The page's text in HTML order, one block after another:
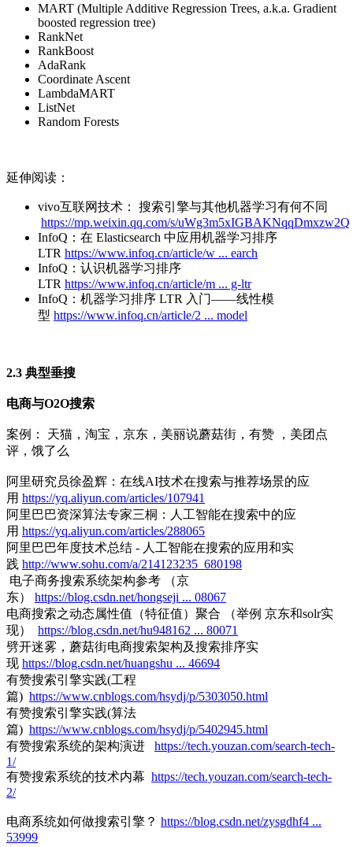
MART (Multiple Additive Regression Trees, a.k.a. Gradient
boosted regression tree)
RankNet
RankBoost
AdaRank
Coordinate Ascent
LambdaMART
ListNet
Random Forests
延伸阅读：
vivo互联网技术： 搜索引擎与其他机器学习有何不同
https://mp.weixin.qq.com/s/uWg3m5xIGBAKNqqDmxzw2Q
InfoQ：在 Elasticsearch 中应用机器学习排序
LTR https://www.infoq.cn/article/w ... earch
InfoQ：认识机器学习排序
LTR https://www.infoq.cn/article/m ... g-ltr
InfoQ：机器学习排序 LTR 入门——线性模
型 https://www.infoq.cn/article/2 ... model
2.3 典型垂搜
电商与O2O搜索
案例： 天猫，淘宝，京东，美丽说蘑菇街，有赞 ，美团点
评，饿了么
阿里研究员徐盈辉：在线AI技术在搜索与推荐场景的应
用 https://yq.aliyun.com/articles/107941
阿里巴巴资深算法专家三桐：人工智能在搜索中的应
用 https://yq.aliyun.com/articles/288065
阿里巴巴年度技术总结 - 人工智能在搜索的应用和实
践 http://www.sohu.com/a/214123235_680198
电子商务搜索系统架构参考 （京
东） https://blog.csdn.net/hongseji ... 08067
电商搜索之动态属性值（特征值）聚合 （举例 京东和solr实
现） https://blog.csdn.net/hu948162 ... 80071
劈开迷雾，蘑菇街电商搜索架构及搜索排序实
现 https://blog.csdn.net/huangshu ... 46694
有赞搜索引擎实践(工程
篇) https://www.cnblogs.com/hsydj/p/5303050.html
有赞搜索引擎实践(算法
篇) https://www.cnblogs.com/hsydj/p/5402945.html
有赞搜索系统的架构演进 https://tech.youzan.com/search-tech-
1/
有赞搜索系统的技术内幕 https://tech.youzan.com/search-tech-
2/
电商系统如何做搜索引擎？ https://blog.csdn.net/zysgdhf4 ...
53999